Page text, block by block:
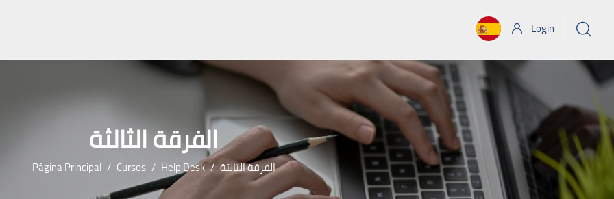
Login
الفرقة الثالثة
Página Principal Cursos Help Desk الفرقة الثالثة